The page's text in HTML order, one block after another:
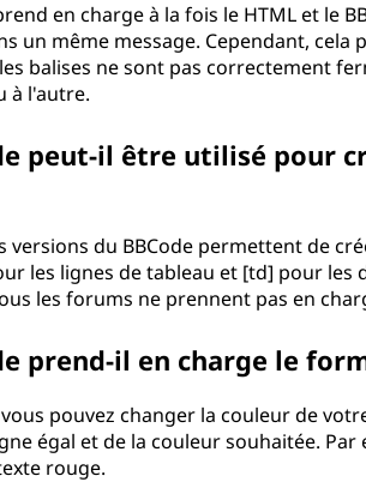
en charge à la fois le HTML et le
un même message. Cependant,
balises ne sont pas correctement
à l'autre.
peut-il être utilisé pour
versions du BBCode permettent de
les lignes de tableau et [td] pour les
les forums ne prennent pas en
prend-il en charge le
pouvez changer la couleur de
égal et de la couleur souhaitée.
rouge.